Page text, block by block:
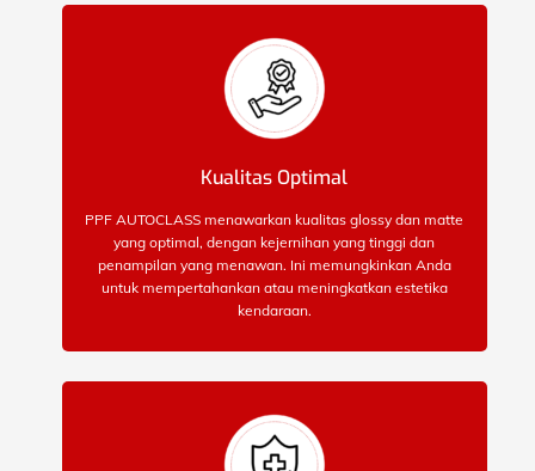
Kualitas Optimal
PPF AUTOCLASS menawarkan kualitas glossy dan matte
yang optimal, dengan kejernihan yang tinggi dan
penampilan yang menawan. Ini memungkinkan Anda
untuk mempertahankan atau meningkatkan estetika
kendaraan.